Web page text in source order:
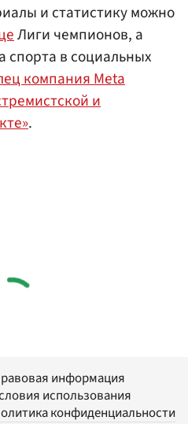
и статистику можно
Лиги чемпионов, а
спорта в социальных
компания Meta
и
.
информация
использования
конфиденциальности